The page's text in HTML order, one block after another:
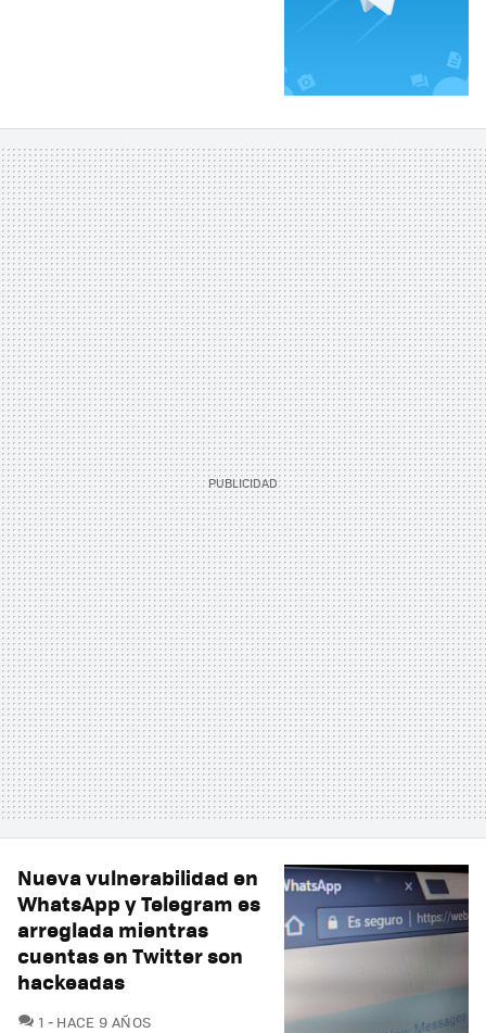
Nueva vulnerabilidad en
WhatsApp y Telegram es
arreglada mientras
cuentas en Twitter son
hackeadas
1 COMENTARIOS
HACE 9 AÑOS